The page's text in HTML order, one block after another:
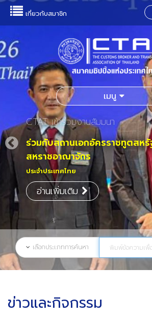
CTAT เข้าร่วมงานสัมมนา
ร่วมกับสถานเอกอัครราชทูตสหรั
สหราชอาณาจักร
ประจำประเทศไทย
อ่านเพิ่มเติม
เกี่ยวกับสมาชิก
เมนู
เลือกประเภทการค้นหา
ข่าวและกิจกรรม